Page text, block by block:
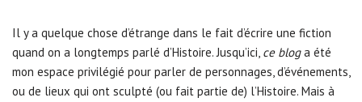
Il y a quelque chose d’étrange dans le fait d’écrire une fiction
quand on a longtemps parlé d’Histoire. Jusqu’ici, ce bloga été
mon espace privilégié pour parler de personnages, d’événements,
ou de lieux qui ont sculpté (ou fait partie de) l’Histoire. Mais à